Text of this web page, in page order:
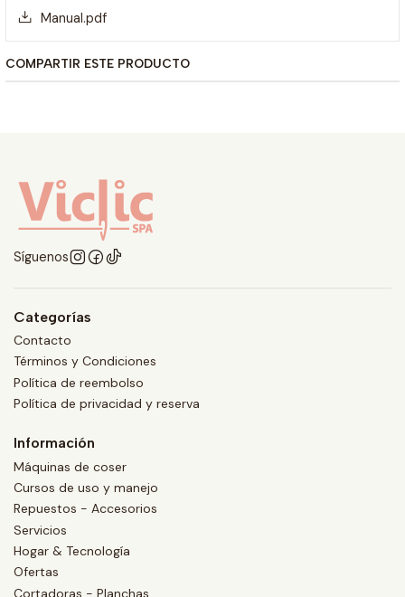
Manual.pdf
COMPARTIR ESTE PRODUCTO
Síguenos
Categorías
Contacto
Términos y Condiciones
Política de reembolso
Política de privacidad y reserva
Información
Máquinas de coser
Cursos de uso y manejo
Repuestos - Accesorios
Servicios
Hogar & Tecnología
Ofertas
Cortadoras - Planchas